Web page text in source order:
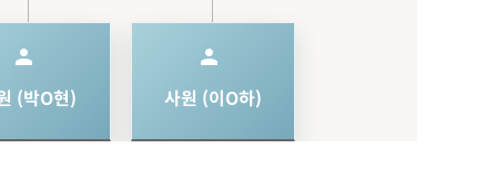
person
(박O현)
person
사원 (이O하)